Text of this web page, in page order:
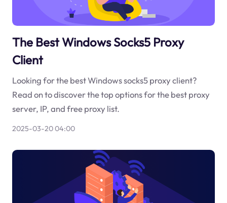
The Best Windows Socks5 Proxy
Client
Looking for the best Windows socks5 proxy client?
Read on to discover the top options for the best proxy
server, IP, and free proxy list.
2025-03-20 04:00